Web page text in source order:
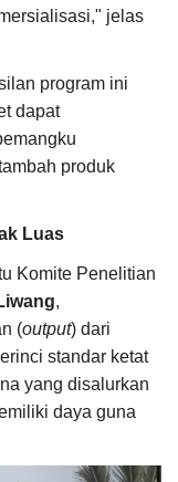
jelas
program ini
dapat
produk
Luas
Komite Penelitian
,
(output) dari
standar ketat
yang disalurkan
daya guna